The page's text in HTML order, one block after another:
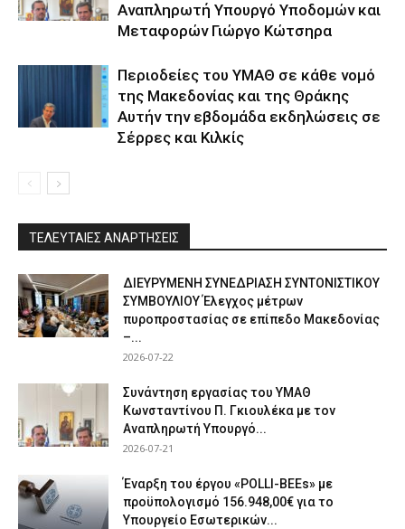
Αναπληρωτή Υπουργό Υποδομών και
Μεταφορών Γιώργο Κώτσηρα
Περιοδείες του ΥΜΑΘ σε κάθε νομό
της Μακεδονίας και της Θράκης
Αυτήν την εβδομάδα εκδηλώσεις σε
Σέρρες και Κιλκίς
ΤΕΛΕΥΤΑΙΕΣ ΑΝΑΡΤΗΣΕΙΣ
ΔΙΕΥΡΥΜΕΝΗ ΣΥΝΕΔΡΙΑΣΗ ΣΥΝΤΟΝΙΣΤΙΚΟΥ
ΣΥΜΒΟΥΛΙΟΥ Έλεγχος μέτρων
πυροπροστασίας σε επίπεδο Μακεδονίας
–...
2026-07-22
Συνάντηση εργασίας του ΥΜΑΘ
Κωνσταντίνου Π. Γκιουλέκα με τον
Αναπληρωτή Υπουργό...
2026-07-21
Έναρξη του έργου «POLLI-BEEs» με
προϋπολογισμό 156.948,00€ για το
Υπουργείο Εσωτερικών...